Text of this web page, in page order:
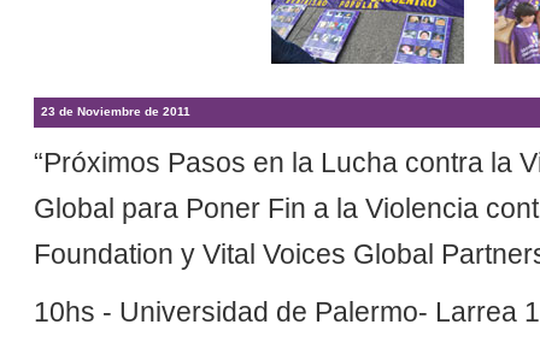
23 de Noviembre de 2011
“Próximos Pasos en la Lucha contra la
Global para Poner Fin a la Violencia
Foundation y Vital Voices Global
10hs - Universidad de Palermo- Larrea